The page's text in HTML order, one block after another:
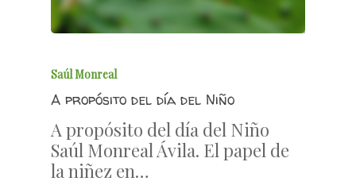
Saúl Monreal
A propósito del día del Niño
A propósito del día del Niño
Saúl Monreal Ávila. El papel de
la niñez en…